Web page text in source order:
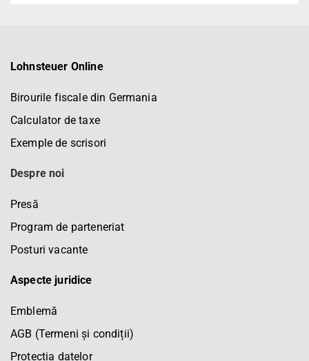
Lohnsteuer Online
Birourile fiscale din Germania
Calculator de taxe
Exemple de scrisori
Despre noi
Presă
Program de parteneriat
Posturi vacante
Aspecte juridice
Emblemă
AGB (Termeni și condiții)
Protecția datelor